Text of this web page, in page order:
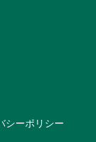
シーポリシー